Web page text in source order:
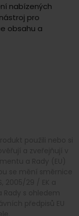
nabízených
pro
obsahu a